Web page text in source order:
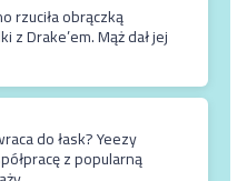
rzuciła obrączką
z Drake’em. Mąż dał jej
do łask? Yeezy
z popularną